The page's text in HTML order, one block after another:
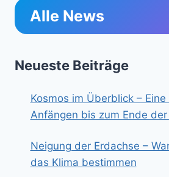
Alle News
Neueste Beiträge
Kosmos im Überblick –
Anfängen bis zum Ende
Neigung der Erdachse –
das Klima bestimmen